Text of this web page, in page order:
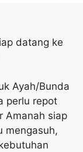
datang ke
Ayah/Bunda
perlu repot
Amanah siap
mengasuh,